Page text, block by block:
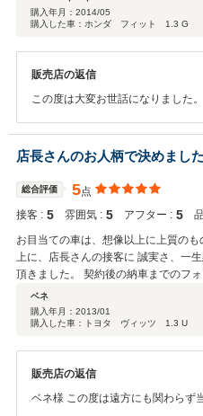
婦中店様より何とか購入させて頂き
丁寧なご対応にてスムーズに購入出
に気軽に立ち寄れるのも大変嬉しく
購入はこれで２台目となりますが、
購入年月： 2014/05
購入した車：ホンダ フィット 1.3 G
販売店の返信
この度は大変お世話になりました
付き合いさせて下さい。 お近く
い。 スタッフ一同心よりお待ち致
店長さんのお人柄で決めました
総合評価 5点
接客 : 5 雰囲気 : 5 アフター : 5
お目当ての車は、想像以上に上質の
上に、店長さんの接客に 誠実さ、一
頂きました。 契約後の納車までのフ
ベネ
購入年月： 2013/01
購入した車：トヨタ ヴィッツ 1.3 U
販売店の返信
ベネ様 この度は遠方にも関わらず